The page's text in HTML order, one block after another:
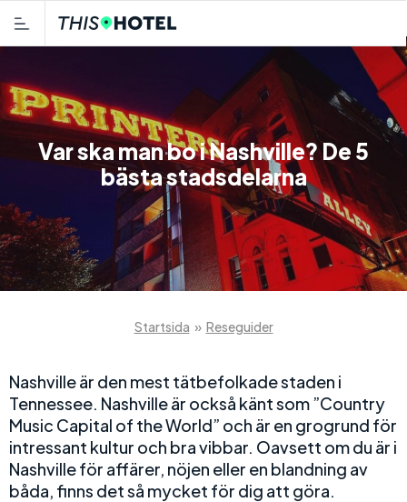
Var ska man bo i Nashville? De 5
bästa stadsdelarna
Startsida » Reseguider
Nashville är den mest tätbefolkade staden i
Tennessee. Nashville är också känt som ”Country
Music Capital of the World” och är en grogrund för
intressant kultur och bra vibbar. Oavsett om du är i
Nashville för affärer, nöjen eller en blandning av
båda, finns det så mycket för dig att göra.